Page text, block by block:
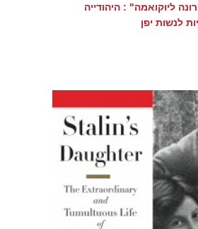
ליוקואמה" : היהודייה
לנשות יפן